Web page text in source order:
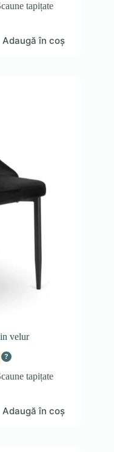
tapițate
Adaugă în coș
velur
?
tapițate
Adaugă în coș